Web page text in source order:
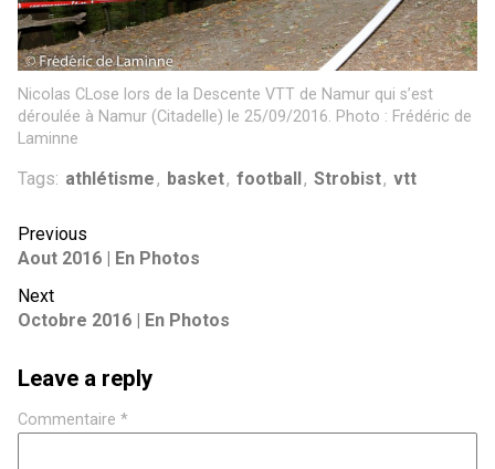
Nicolas CLose lors de la Descente VTT de Namur qui s’est
déroulée à Namur (Citadelle) le 25/09/2016. Photo : Frédéric de
Laminne
Tags: athlétisme, basket, football, Strobist, vtt
Previous
Aout 2016 | En Photos
Next
Octobre 2016 | En Photos
Leave a reply
Commentaire *